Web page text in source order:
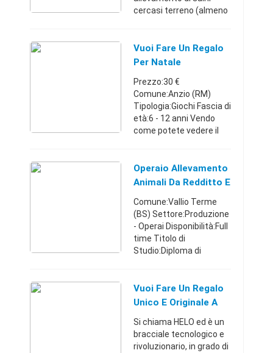
cercasi terreno (almeno
possibilità di
realizzazione di
Vuoi Fare Un Regalo
Per Natale
Prezzo:30 €
Comune:Anzio (RM)
Tipologia:Giochi Fascia di
età:6 - 12 anni Vendo
come potete vedere il
pari nuovo. E stato
aperto per provarlo , poi
Operaio Allevamento
Animali Da Redditto E
Casaro
Comune:Vallio Terme
(BS) Settore:Produzione
- Operai Disponibilità:Full
time Titolo di
Studio:Diploma di
allevamento caprino,
con utilizzo mezzi
Vuoi Fare Un Regalo
Unico E Originale A
Chi Vuoi Bene ?
Si chiama HELO ed è un
bracciale tecnologico e
rivoluzionario, in grado di